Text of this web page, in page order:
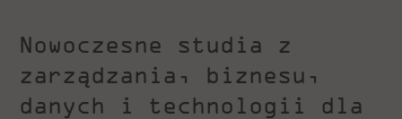
Nowoczesne studia z
zarządzania, biznesu,
danych i technologii dla